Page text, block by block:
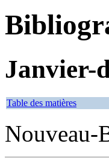
Janvier-
Table des matières